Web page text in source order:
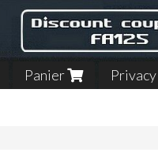
Panier Privacy